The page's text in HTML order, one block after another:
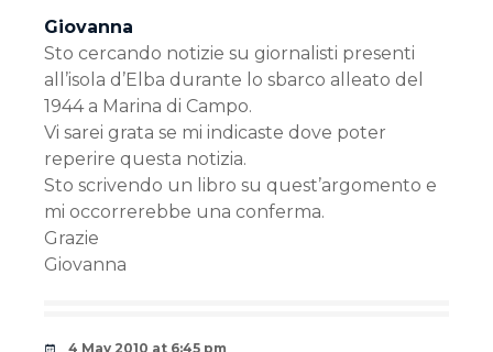
Giovanna
Sto cercando notizie su giornalisti presenti
all’isola d’Elba durante lo sbarco alleato del
1944 a Marina di Campo.
Vi sarei grata se mi indicaste dove poter
reperire questa notizia.
Sto scrivendo un libro su quest’argomento e
mi occorrerebbe una conferma.
Grazie
Giovanna
4 May 2010 at 6:45 pm